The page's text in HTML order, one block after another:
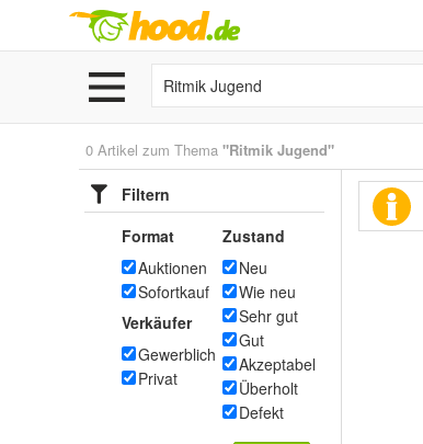
0 Artikel zum Thema "Ritmik Jugend"
Filtern
Format
Auktionen
Sofortkauf
Verkäufer
Gewerblich
Privat
Zustand
Neu
Wie neu
Sehr gut
Gut
Akzeptabel
Überholt
Defekt